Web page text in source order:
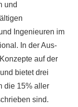
und
Ingenieuren im
In der Aus-
auf der
bietet drei
die 15% aller
sind.